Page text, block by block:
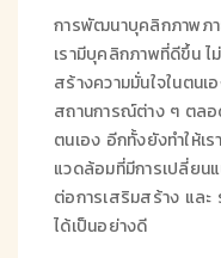
การพัฒนาบุคลิกภาพภา
เรามีบุคลิกภาพที่ดีขึ้น ไ
สร้างความมั่นใจในตนเ
สถานการณ์ต่าง ๆ ตล
ตนเอง อีกทั้งยังทำให้เ
แวดล้อมที่มีการเปลี่ยน
ต่อการเสริมสร้าง แล
ได้เป็นอย่างดี